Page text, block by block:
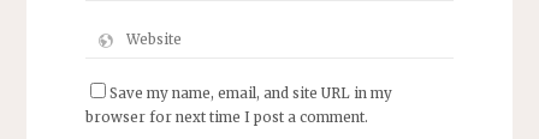
Save my name, email, and site URL in my
browser for next time I post a comment.